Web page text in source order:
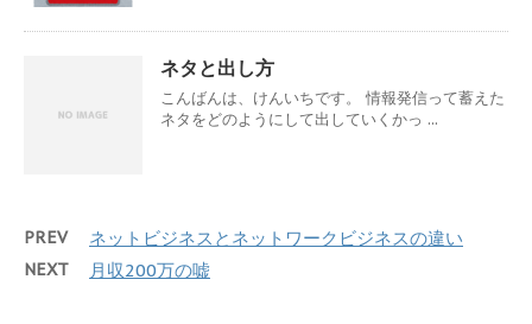
ネタと出し方
こんばんは、けんいちです。 情報発信って蓄えた
ネタをどのようにして出していくかっ ...
PREV ネットビジネスとネットワークビジネスの違い
NEXT 月収200万の嘘